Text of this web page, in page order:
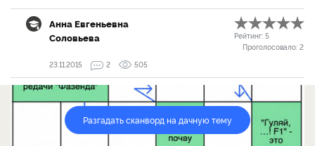
Анна Евгеньевна
Соловьева
Рейтинг: 5
Проголосовало: 2
23.11.2015
2 505
Разгадать сканворд на дачную тему